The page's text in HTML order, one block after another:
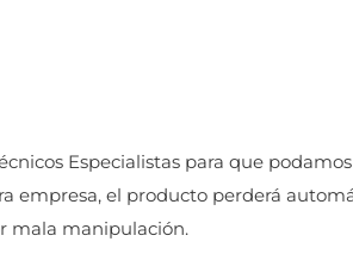
Especialistas para que
empresa, el producto perderá
mala manipulación.